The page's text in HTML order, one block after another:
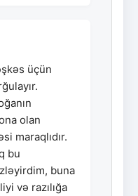
üçün
olan
maraqlıdır.
bu
buna
və razılığa